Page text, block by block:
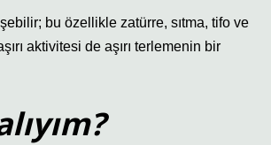
bu özellikle zatürre, sıtma, tifo ve
aktivitesi de aşırı terlemenin bir